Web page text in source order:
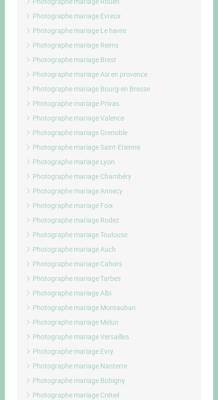
Photographe mariage Evreux
Photographe mariage Le havre
Photographe mariage Reims
Photographe mariage Brest
Photographe mariage Aix en provence
Photographe mariage Bourg-en Bresse
Photographe mariage Privas
Photographe mariage Valence
Photographe mariage Grenoble
Photographe mariage Saint-Etienne
Photographe mariage Lyon
Photographe mariage Chambéry
Photographe mariage Annecy
Photographe mariage Foix
Photographe mariage Rodez
Photographe mariage Toulouse
Photographe mariage Auch
Photographe mariage Cahors
Photographe mariage Tarbes
Photographe mariage Albi
Photographe mariage Montauban
Photographe mariage Melun
Photographe mariage Versailles
Photographe mariage Evry
Photographe mariage Nanterre
Photographe mariage Bobigny
Photographe mariage Créteil